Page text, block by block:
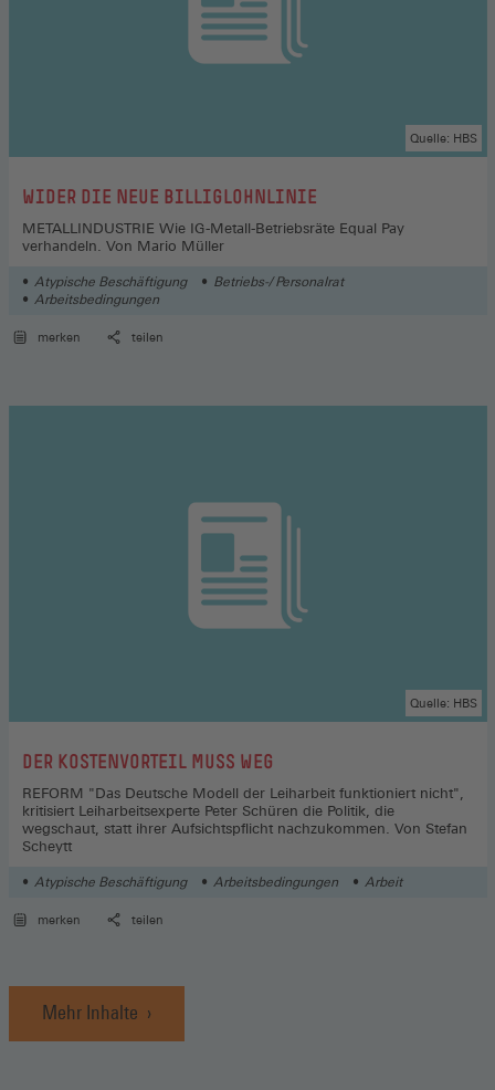
:WIDER DIE NEUE BILLIGLOHNLINIE
Quelle: HBS
METALLINDUSTRIE Wie IG-Metall-Betriebsräte Equal Pay
verhandeln. Von Mario Müller
Atypische Beschäftigung
Betriebs-/ Personalrat
Arbeitsbedingungen
merken teilen
:DER KOSTENVORTEIL MUSS WEG
Quelle: HBS
REFORM "Das Deutsche Modell der Leiharbeit funktioniert nicht",
kritisiert Leiharbeitsexperte Peter Schüren die Politik, die
wegschaut, statt ihrer Aufsichtspflicht nachzukommen. Von Stefan
Scheytt
Atypische Beschäftigung Arbeitsbedingungen Arbeit
merken teilen
Mehr Inhalte